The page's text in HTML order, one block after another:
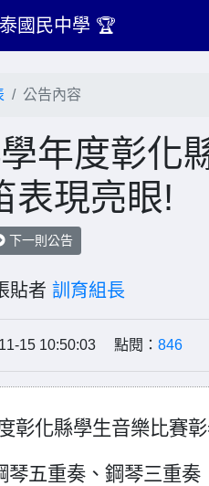
國民中學 🏆
公告內容
年度彰化
表現亮眼!
下一則公告
貼者 訓育組長
15 10:50:03 點閱： 846
彰化縣學生音樂比賽
琴五重奏、鋼琴三重奏